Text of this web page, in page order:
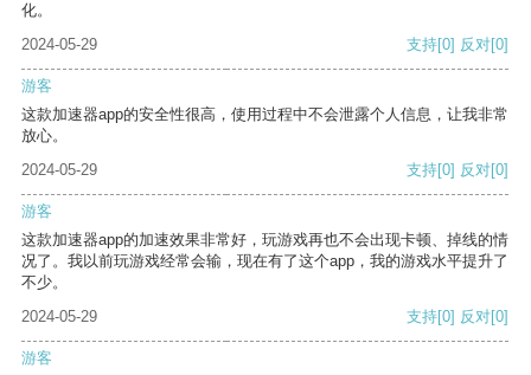
化。
2024-05-29
支持[0] 反对[0]
游客
这款加速器app的安全性很高，使用过程中不会泄露个人信息，让我非常
放心。
2024-05-29
支持[0] 反对[0]
游客
这款加速器app的加速效果非常好，玩游戏再也不会出现卡顿、掉线的情
况了。我以前玩游戏经常会输，现在有了这个app，我的游戏水平提升了
不少。
2024-05-29
支持[0] 反对[0]
游客